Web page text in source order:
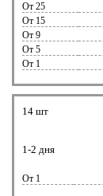
От 25
От 15
От 9
От 5
От 1
14 шт
1-2 дня
От 1